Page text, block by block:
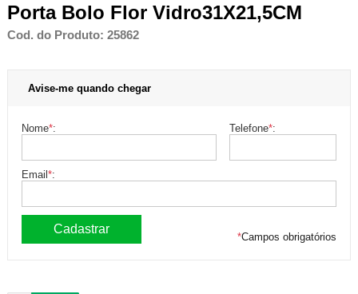
Porta Bolo Flor Vidro31X21,5CM
Cod. do Produto: 25862
Avise-me quando chegar
Nome*: Telefone*:
Email*:
*Campos obrigatórios